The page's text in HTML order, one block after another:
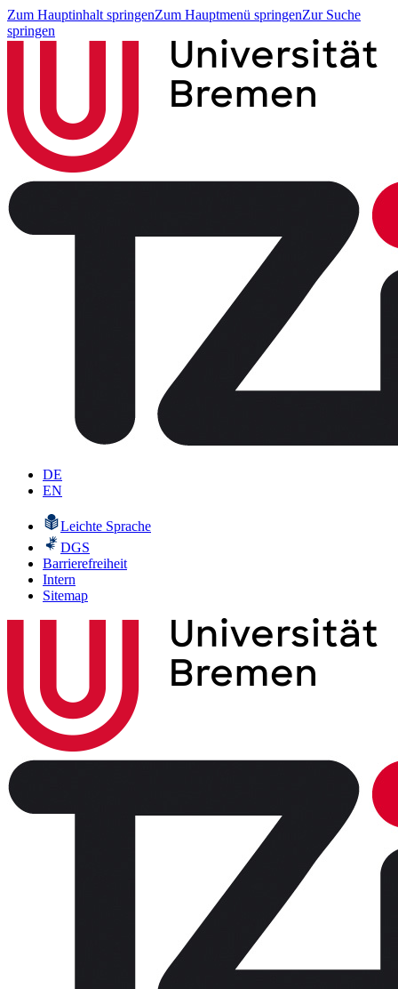
Zum Hauptinhalt springenZum Hauptmenü springenZur Suche
springen
DE
EN
Leichte Sprache
DGS
Barrierefreiheit
Intern
Sitemap